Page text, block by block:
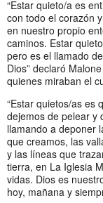
“Estar quieto/a es
con todo el corazón
en nuestro propio
caminos. Estar
pero es el llamado
Dios” declaró
quienes miraban el
“Estar quietos/as es
dejemos de pelear y
llamando a deponer
que creamos, las
y las líneas que
tierra, en La Iglesia
vidas. Dios es
hoy, mañana y